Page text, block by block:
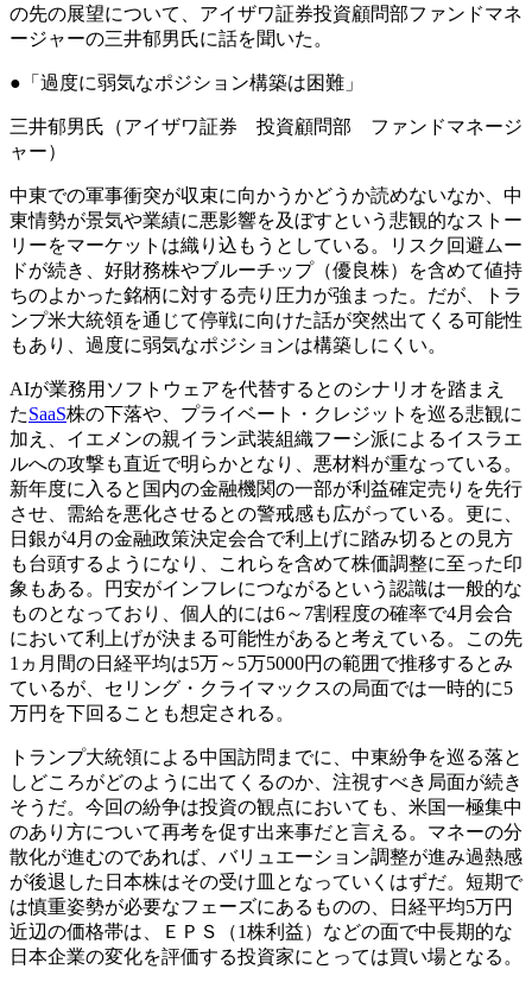
の先の展望について、アイザワ証券投資顧問部ファンドマネ
ージャーの三井郁男氏に話を聞いた。
●「過度に弱気なポジション構築は困難」
三井郁男氏（アイザワ証券 投資顧問部 ファンドマネージ
ャー）
中東での軍事衝突が収束に向かうかどうか読めないなか、中
東情勢が景気や業績に悪影響を及ぼすという悲観的なストー
リーをマーケットは織り込もうとしている。リスク回避ムー
ドが続き、好財務株やブルーチップ（優良株）を含めて値持
ちのよかった銘柄に対する売り圧力が強まった。だが、トラ
ンプ米大統領を通じて停戦に向けた話が突然出てくる可能性
もあり、過度に弱気なポジションは構築しにくい。
AIが業務用ソフトウェアを代替するとのシナリオを踏まえ
たSaaS株の下落や、プライベート・クレジットを巡る悲観に
加え、イエメンの親イラン武装組織フーシ派によるイスラエ
ルへの攻撃も直近で明らかとなり、悪材料が重なっている。
新年度に入ると国内の金融機関の一部が利益確定売りを先行
させ、需給を悪化させるとの警戒感も広がっている。更に、
日銀が4月の金融政策決定会合で利上げに踏み切るとの見方
も台頭するようになり、これらを含めて株価調整に至った印
象もある。円安がインフレにつながるという認識は一般的な
ものとなっており、個人的には6～7割程度の確率で4月会合
において利上げが決まる可能性があると考えている。この先
1ヵ月間の日経平均は5万～5万5000円の範囲で推移するとみ
ているが、セリング・クライマックスの局面では一時的に5
万円を下回ることも想定される。
トランプ大統領による中国訪問までに、中東紛争を巡る落と
しどころがどのように出てくるのか、注視すべき局面が続き
そうだ。今回の紛争は投資の観点においても、米国一極集中
のあり方について再考を促す出来事だと言える。マネーの分
散化が進むのであれば、バリュエーション調整が進み過熱感
が後退した日本株はその受け皿となっていくはずだ。短期で
は慎重姿勢が必要なフェーズにあるものの、日経平均5万円
近辺の価格帯は、ＥＰＳ（1株利益）などの面で中長期的な
日本企業の変化を評価する投資家にとっては買い場となる。